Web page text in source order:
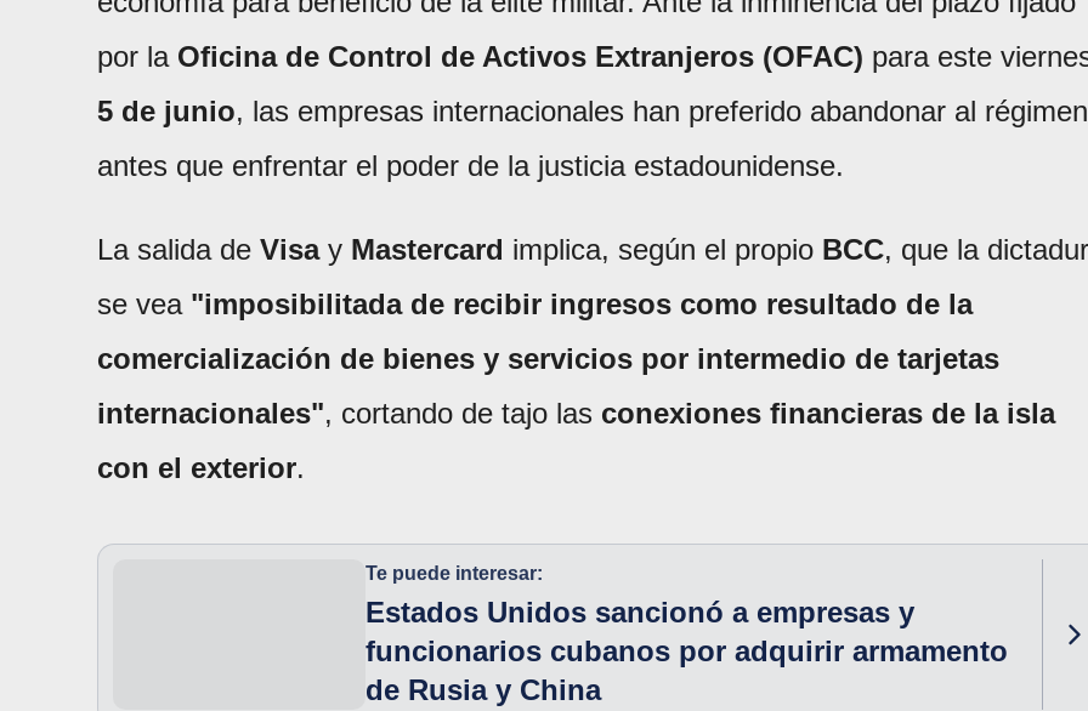
por la Oficina de Control de Activos Extranjeros (OFAC) para este
5 de junio, las empresas internacionales han preferido abandonar al régimen
antes que enfrentar el poder de la justicia estadounidense.
La salida de Visay Mastercard implica, según el propio BCC, que la
se vea "imposibilitada de recibir ingresos como resultado de la
comercialización de bienes y servicios por intermedio de tarjetas
internacionales", cortando de tajo las conexiones financieras de la isla
con el exterior.
Te puede interesar:
Estados Unidos sancionó a empresas y
funcionarios cubanos por adquirir armamento
de Rusia y China